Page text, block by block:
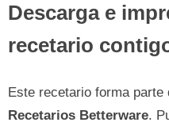
Descarga e
recetario
Este recetario forma parte
Recetarios Betterware.